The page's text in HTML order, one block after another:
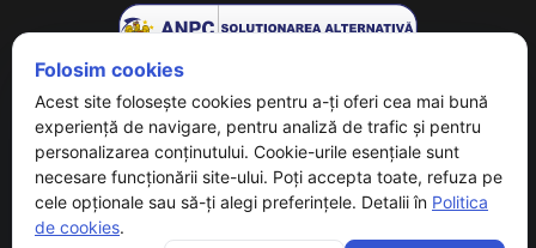
Copyrights © 2026 URMET - Powered ByDigital Agency . All
Rights Reserved.
Folosim cookies
Acest site folosește cookies pentru a-ți oferi cea mai bună
experiență de navigare, pentru analiză de trafic și pentru
personalizarea conținutului. Cookie-urile esențiale sunt
necesare funcționării site-ului. Poți accepta toate, refuza pe
cele opționale sau să-ți alegi preferințele. Detalii în Politica
de cookies.